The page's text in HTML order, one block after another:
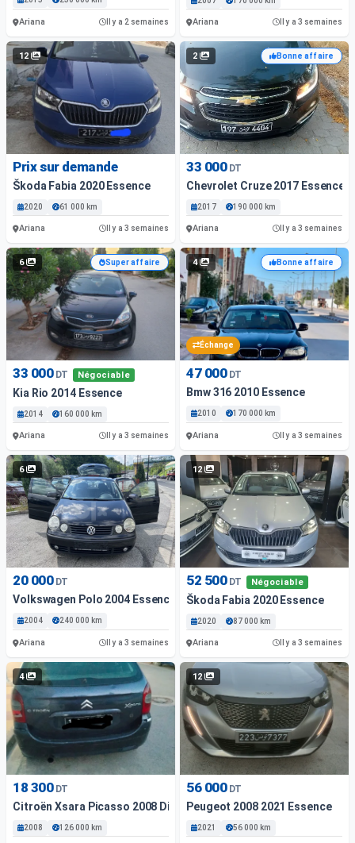
Ariana Il y a 2 semaines Ariana Il y a 3 semaines
12
Prix sur demande
Škoda Fabia 2020 Essence
2020 61 000 km
Ariana Il y a 3 semaines
2 Bonne affaire
33 000 DT
Chevrolet Cruze 2017 Essence
2017 190 000 km
Ariana Il y a 3 semaines
6 Super affaire
33 000 DT Négociable
Kia Rio 2014 Essence
2014 160 000 km
Ariana Il y a 3 semaines
4
Échange
Bonne affaire
47 000 DT
Bmw 316 2010 Essence
2010 170 000 km
Ariana Il y a 3 semaines
6
20 000 DT
Volkswagen Polo 2004 Essence
2004 240 000 km
Ariana Il y a 3 semaines
12
52 500 DT Négociable
Škoda Fabia 2020 Essence
2020 87 000 km
Ariana Il y a 3 semaines
4
18 300 DT
Citroën Xsara Picasso 2008 Diesel
2008 126 000 km
12
56 000 DT
Peugeot 2008 2021 Essence
2021 56 000 km